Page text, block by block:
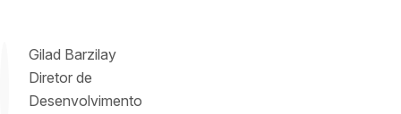
Gilad Barzilay
Diretor de
Desenvolvimento